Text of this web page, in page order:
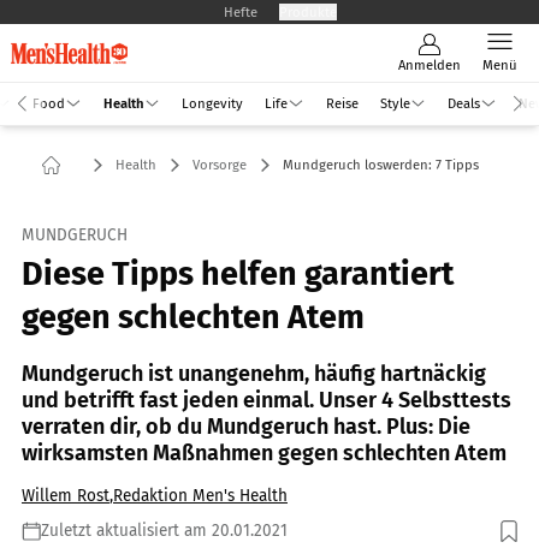
Hefte
Anmelden Menü
Food Health Longevity Life Reise Style Deals
Health Vorsorge Mundgeruch loswerden: 7 Tipps
MUNDGERUCH
Diese Tipps helfen garantiert
gegen schlechten Atem
Mundgeruch ist unangenehm, häufig hartnäckig
und betrifft fast jeden einmal. Unser 4 Selbsttests
verraten dir, ob du Mundgeruch hast. Plus: Die
wirksamsten Maßnahmen gegen schlechten Atem
Willem Rost,Redaktion Men's Health
Zuletzt aktualisiert am 20.01.2021
Foto: ollyy / Shutterstock.com